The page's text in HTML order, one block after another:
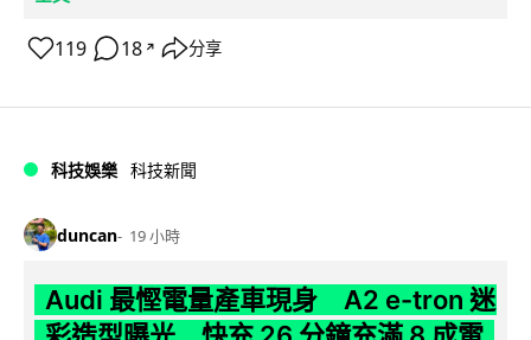
119 18 ↗ 分享
科技娛樂 科技新聞
duncan 19 小時
Audi 最慳電量產車現身 A2 e-tron 迷